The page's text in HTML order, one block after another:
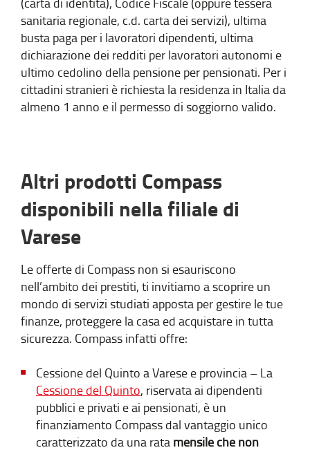
sanitaria regionale, c.d. carta dei servizi), ultima
busta paga per i lavoratori dipendenti, ultima
dichiarazione dei redditi per lavoratori autonomi e
ultimo cedolino della pensione per pensionati. Per i
cittadini stranieri è richiesta la residenza in Italia da
almeno 1 anno e il permesso di soggiorno valido.
Altri prodotti Compass
disponibili nella filiale di
Varese
Le offerte di Compass non si esauriscono
nell’ambito dei prestiti, ti invitiamo a scoprire un
mondo di servizi studiati apposta per gestire le tue
finanze, proteggere la casa ed acquistare in tutta
sicurezza. Compass infatti offre:
Cessione del Quinto a Varese e provincia – La
Cessione del Quinto, riservata ai dipendenti
pubblici e privati e ai pensionati, è un
finanziamento Compass dal vantaggio unico
caratterizzato da una rata mensile che non